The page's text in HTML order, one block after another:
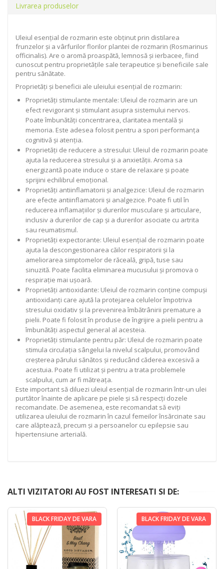
Livrarea produselor
Uleiul esențial de rozmarin este obținut prin distilarea
frunzelor și a vârfurilor florilor plantei de rozmarin (Rosmarinus
officinalis). Are o aromă proaspătă, lemnosă și ierbacee, fiind
cunoscut pentru proprietățile sale terapeutice și beneficiile sale
pentru sănătate.
Proprietăți și beneficii ale uleiului esențial de rozmarin:
Proprietăți stimulante mentale: Uleiul de rozmarin are un
efect revigorant și stimulant asupra sistemului nervos.
Poate îmbunătăți concentrarea, claritatea mentală și
memoria. Este adesea folosit pentru a spori performanța
cognitivă și atenția.
Proprietăți de reducere a stresului: Uleiul de rozmarin poate
ajuta la reducerea stresului și a anxietății. Aroma sa
energizantă poate induce o stare de relaxare și poate
sprijini echilibrul emoțional.
Proprietăți antiinflamatorii și analgezice: Uleiul de rozmarin
are efecte antiinflamatorii și analgezice. Poate fi util în
reducerea inflamațiilor și durerilor musculare și articulare,
inclusiv a durerilor de cap și a durerilor asociate cu artrita
sau reumatismul.
Proprietăți expectorante: Uleiul esențial de rozmarin poate
ajuta la descongestionarea căilor respiratorii și la
ameliorarea simptomelor de răceală, gripă, tuse sau
sinuzită. Poate facilita eliminarea mucusului și promova o
respirație mai ușoară.
Proprietăți antioxidante: Uleiul de rozmarin conține compuși
antioxidanți care ajută la protejarea celulelor împotriva
stresului oxidativ și la prevenirea îmbătrânirii premature a
pielii. Poate fi folosit în produse de îngrijire a pielii pentru a
îmbunătăți aspectul general al acesteia.
Proprietăți stimulante pentru păr: Uleiul de rozmarin poate
stimula circulația sângelui la nivelul scalpului, promovând
creșterea părului sănătos și reducând căderea excesivă a
acestuia. Poate fi utilizat și pentru a trata problemele
scalpului, cum ar fi mătreața.
Este important să diluezi uleiul esențial de rozmarin într-un ulei
purtător înainte de aplicare pe piele și să respecți dozele
recomandate. De asemenea, este recomandat să eviți
utilizarea uleiului de rozmarin în cazul femeilor însărcinate sau
care alăptează, precum și a persoanelor cu epilepsie sau
hipertensiune arterială.
ALTI VIZITATORI AU FOST INTERESATI SI DE:
BLACK FRIDAY DE VARA BLACK FRIDAY DE VARA